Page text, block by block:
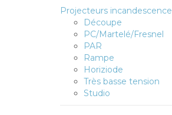
Projecteurs incandescence
Découpe
PC/Martelé/Fresnel
PAR
Rampe
Horiziode
Très basse tension
Studio